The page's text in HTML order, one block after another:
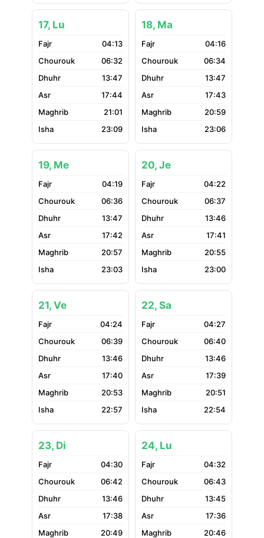
17, Lu
04:13
06:32
13:47
17:44
21:01
23:09
18, Ma
04:16
06:34
13:47
17:43
20:59
23:06
19, Me
04:19
06:36
13:47
17:42
20:57
23:03
20, Je
04:22
06:37
13:46
17:41
20:55
23:00
21, Ve
04:24
06:39
13:46
17:40
20:53
22:57
22, Sa
04:27
06:40
13:46
17:39
20:51
22:54
23, Di
04:30
06:42
13:46
17:38
20:49
24, Lu
04:32
06:43
13:45
17:36
20:46